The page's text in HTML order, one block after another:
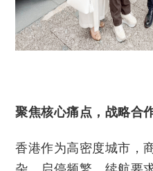
聚焦核心痛点，战略合
香港作为高密度城市，